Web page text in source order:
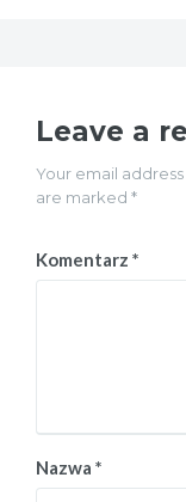
Leave a
Your email
are marked *
Komentarz *
Nazwa *